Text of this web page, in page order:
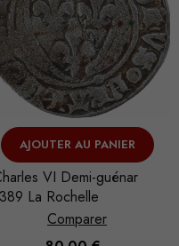
VOIR L'ARTICLE
Philippe IV le Bel Gros
Tournois 1303-1306
Comparer